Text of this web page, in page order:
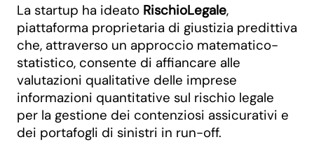
La startup ha ideato RischioLegale,
piattaforma proprietaria di giustizia predittiva
che, attraverso un approccio matematico-
statistico, consente di affiancare alle
valutazioni qualitative delle imprese
informazioni quantitative sul rischio legale
per la gestione dei contenziosi assicurativi e
dei portafogli di sinistri in run-off.